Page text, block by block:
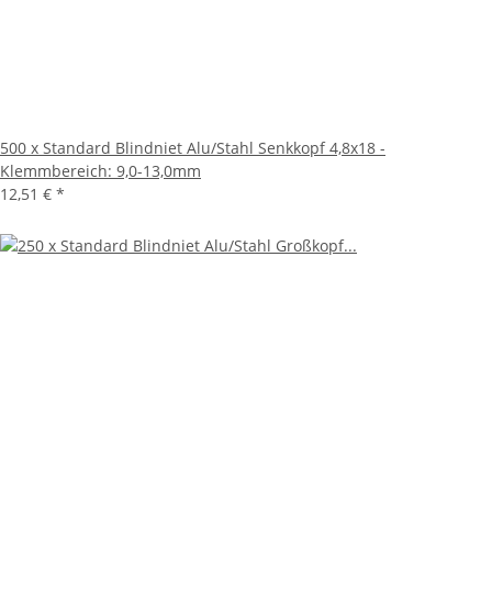
500 x Standard Blindniet Alu/Stahl Senkkopf 4,8x18 -
Klemmbereich: 9,0-13,0mm
12,51 € *